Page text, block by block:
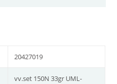
20427019
vv.set 150N 33gr UML-